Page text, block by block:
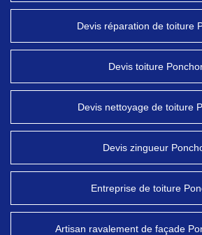
Devis réparation de toiture
Devis toiture
Devis nettoyage de toiture
Devis zingueur
Entreprise de toiture
Artisan ravalement de façade